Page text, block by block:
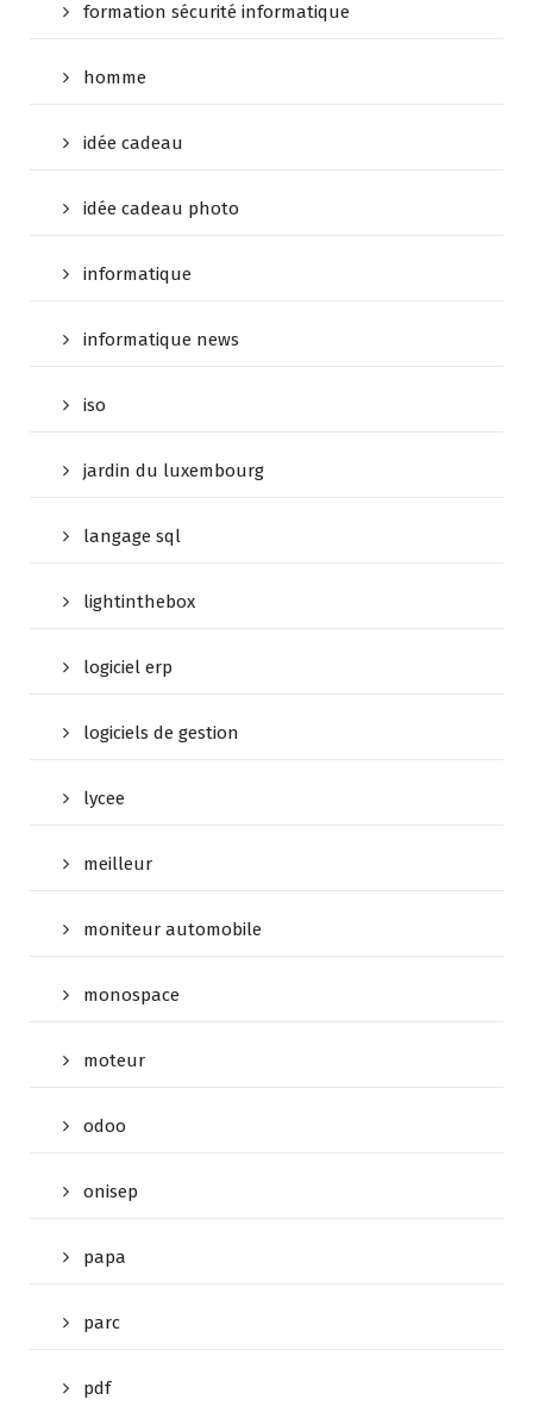
formation sécurité informatique
homme
idée cadeau
idée cadeau photo
informatique
informatique news
iso
jardin du luxembourg
langage sql
lightinthebox
logiciel erp
logiciels de gestion
lycee
meilleur
moniteur automobile
monospace
moteur
odoo
onisep
papa
parc
pdf